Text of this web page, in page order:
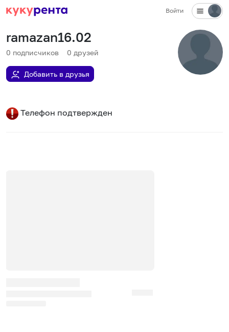
Войти
ramazan16.02
0 подписчиков 0 друзей
Добавить в друзья
Телефон подтвержден